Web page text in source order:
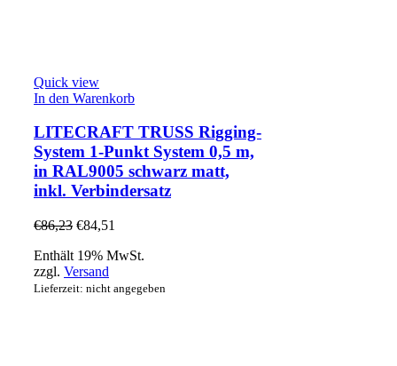
Quick view
In den Warenkorb
LITECRAFT TRUSS Rigging-
System 1-Punkt System 0,5 m,
in RAL9005 schwarz matt,
inkl. Verbindersatz
€86,23 €84,51
Enthält 19% MwSt.
zzgl. Versand
Lieferzeit: nicht angegeben